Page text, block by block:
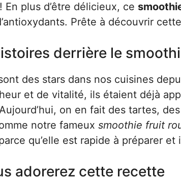
plus d’être délicieux, ce
Prête à découvrir
derrière le
des stars dans nos cuisines
et de vitalité, ils étaient déjà
on en fait des tartes,
notre fameux smoothie fruit
qu’elle est rapide à préparer
adorerez cette recette